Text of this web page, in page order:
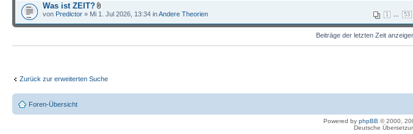
Was ist ZEIT?
1 53
von Predictor » Mi 1. Jul 2026, 13:34 inAndere Theorien
Beiträge der letzten Zeit
Zurück zur erweiterten Suche
Foren-Übersicht
Powered by phpBB © 2000,
Deutsche